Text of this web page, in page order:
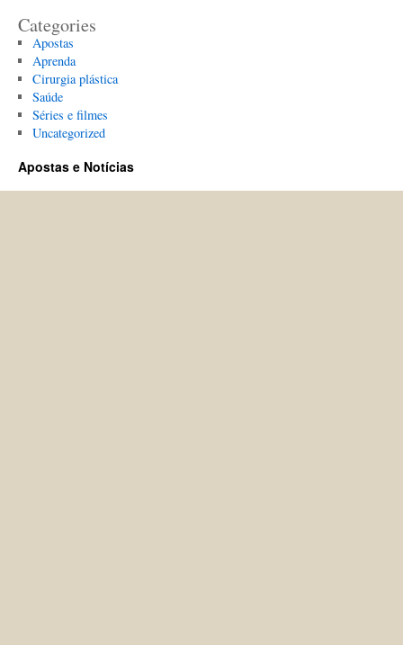
Categories
Apostas
Aprenda
Cirurgia plástica
Saúde
Séries e filmes
Uncategorized
Apostas e Notícias